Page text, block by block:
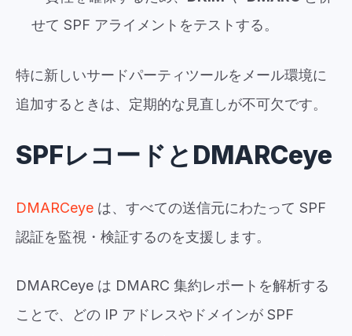
せて SPF アライメントをテストする。
特に新しいサードパーティツールをメール環境に
追加するときは、定期的な見直しが不可欠です。
SPFレコードとDMARCeye
DMARCeye は、すべての送信元にわたって SPF
認証を監視・検証するのを支援します。
DMARCeye は DMARC 集約レポートを解析する
ことで、どの IP アドレスやドメインが SPF